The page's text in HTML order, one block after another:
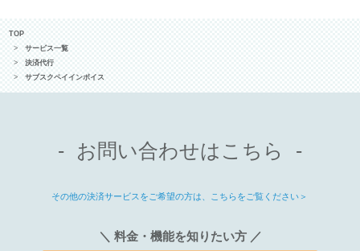
TOP
サービス一覧
決済代行
サブスクペイインボイス
お問い合わせはこちら
その他の決済サービスをご希望の方は、こちらをご覧ください＞
＼ 料金・機能を知りたい方 ／